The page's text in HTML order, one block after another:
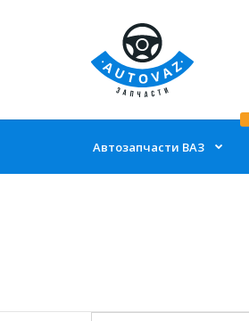
Автозапчасти ВАЗ